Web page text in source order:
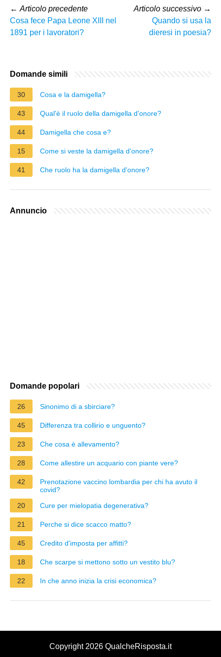
← Articolo precedente
Cosa fece Papa Leone XIII nel
1891 per i lavoratori?
Articolo successivo →
Quando si usa la
dieresi in poesia?
Domande simili
30 Cosa e la damigella?
43 Qual'è il ruolo della damigella d'onore?
44 Damigella che cosa e?
15 Come si veste la damigella d'onore?
41 Che ruolo ha la damigella d'onore?
Annuncio
Domande popolari
26 Sinonimo di a sbirciare?
45 Differenza tra collirio e unguento?
23 Che cosa è allevamento?
28 Come allestire un acquario con piante vere?
42
Prenotazione vaccino lombardia per chi ha avuto il
covid?
20
Cure per mielopatia degenerativa?
21 Perche si dice scacco matto?
45 Credito d'imposta per affitti?
18 Che scarpe si mettono sotto un vestito blu?
22 In che anno inizia la crisi economica?
Copyright 2026 QualcheRisposta.it